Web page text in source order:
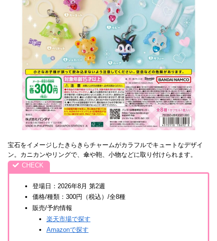
宝石をイメージしたきらきらチャームがカラフルでキュートなデザイ
ン。カニカンやリングで、傘や鞄、小物などに取り付けられます。
登場日：2026年8月 第2週
価格/種類：300円（税込）/全8種
販売/予約情報
楽天市場で探す
Amazonで探す